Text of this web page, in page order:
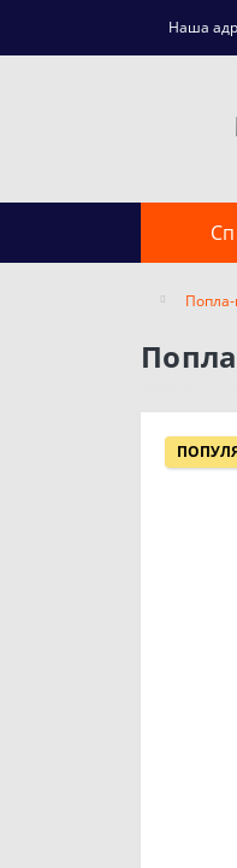
Наша